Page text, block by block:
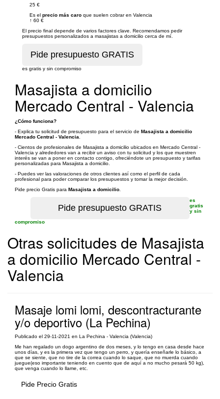
25 €
Es el precio más caro que suelen cobrar en Valencia
↑ 60 €
El precio final depende de varios factores clave. Recomendamos pedir
presupuestos personalizados a masajistas a domicilio cerca de mí.
es gratis y sin compromiso
Masajista a domicilio
Mercado Central - Valencia
¿Cómo funciona?
- Explica tu solicitud de presupuesto para el servicio de Masajista a domicilio
Mercado Central - Valencia
- Cientos de profesionales de Masajista a domicilio ubicados en Mercado Central -
Valencia y alrededores van a recibir un aviso con tu solicitud y los que muestren
interés se van a poner en contacto contigo, ofreciéndote un presupuesto y tarifas
personalizadas para Masajista a domicilio.
- Puedes ver las valoraciones de otros clientes así como el perfil de cada
profesional para poder comparar los presupuestos y tomar la mejor decisión.
Pide precio Gratis para Masajista a domicilio
es
gratis
y sin
compromiso
Otras solicitudes de Masajista
a domicilio Mercado Central -
Valencia
Masaje lomi lomi, descontracturante
y/o deportivo (La Pechina)
Publicado el 29-11-2021 en La Pechina - Valencia (Valencia)
Me han regalado un dogo argentino de dos meses, y lo tengo en casa desde hace
unos días, y es la primera vez que tengo un perro, y quería enseñarle lo básico, a
que se siente, que no tire de la correa cuando lo saque, que no muerda cuando
juegue(eso importante teniendo en cuento que de aquí a no mucho pesará 50 kg),
que venga cuando lo llame, etc.
Pide Precio Gratis